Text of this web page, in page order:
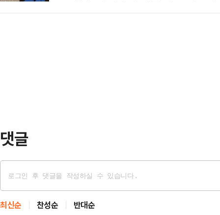
의 개념이 없었던 것 같다"며 "일반
로 전환하겠다고 밝혔다.로이터통
댓글
최신순 찬성순 반대순